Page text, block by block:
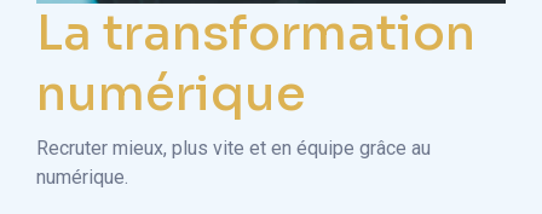
La transformation
numérique
Recruter mieux, plus vite et en équipe grâce au
numérique.